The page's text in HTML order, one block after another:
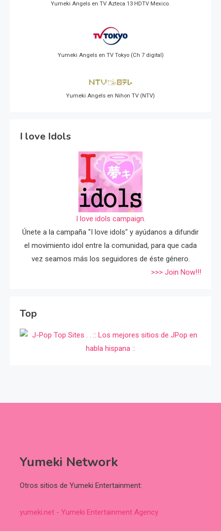
Yumeki Angels en TV Azteca 13 HDTV Mexico.
Yumeki Angels en TV Tokyo (Ch 7 digital)
Yumeki Angels en Nihon TV (NTV)
I love Idols
I love idols campaign.
Únete a la campaña "I love idols" y ayúdanos a difundir
el movimiento idol entre la comunidad, para que cada
vez seamos más los seguidores de éste género.
>>> Join Now!!!
Top
Yumeki Network
Otros sitios de Yumeki Entertainment:
yumeki.net - Yumeki Entertainment Agency